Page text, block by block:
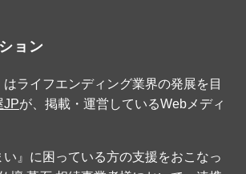
ョン
ライフエンディング業界の発展を目
JPが、掲載・運営しているWebメディ
』に困っている方の支援をおこなっ